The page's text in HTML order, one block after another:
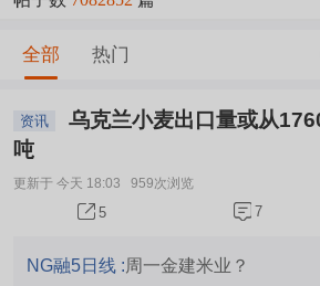
全部 热门
资讯
乌克兰小麦出口量或从1760万吨降至830万
吨
更新于 今天 18:03 959次浏览
5 7
NG融5日线 : 周一金建米业？